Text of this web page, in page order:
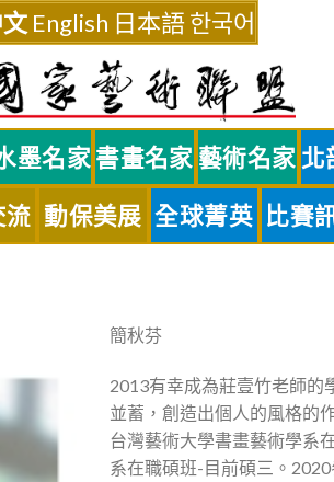
English 日本語한국어
墨名家 書畫名家 藝術名家 北
流 動保美展 全球菁英 比賽
簡秋芬
2013有幸成為莊壹竹老師的
並蓄，創造出個人的風格的
台灣藝術大學書畫藝術學系
系在職碩班-目前碩三。